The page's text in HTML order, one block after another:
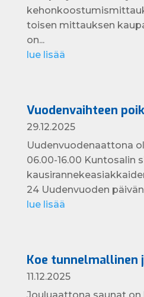
toisen mittauksen
on...
lue lisää
Vuodenvaihteen
29.12.2025
Uudenvuodenaattona
06.00-16.00 Kuntosalin
24 Uudenvuoden
lue lisää
Koe tunnelmallinen
11.12.2025